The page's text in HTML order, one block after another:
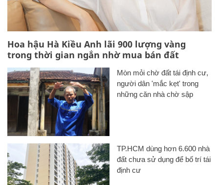
Hoa hậu Hà Kiều Anh lãi 900 lượng vàng
trong thời gian ngắn nhờ mua bán đất
Mòn mỏi chờ đất tái định cư,
người dân 'mắc kẹt' trong
những căn nhà chờ sập
TP.HCM dùng hơn 6.600 nhà
đất chưa sử dụng để bố trí tái
định cư